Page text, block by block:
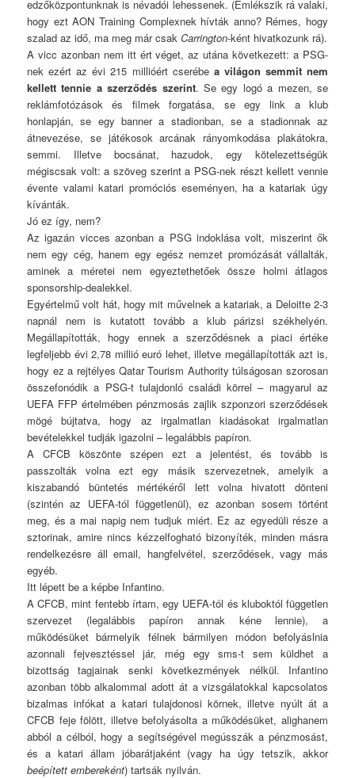
edzőközpontunknak is névadói lehessenek. (Emlékszik rá valaki,
hogy ezt AON Training Complexnek hívták anno? Rémes, hogy
szalad az idő, ma meg már csakCarrington-ként hivatkozunk rá).
A vicc azonban nem itt ért véget, az utána következett: a PSG-
nek ezért az évi 215 millióért cserébe a világon semmit nem
kellett tennie a szerződés szerint. Se egy logó a mezen, se
reklámfotózások és filmek forgatása, se egy link a klub
honlapján, se egy banner a stadionban, se a stadionnak az
átnevezése, se játékosok arcának rányomkodása plakátokra,
semmi. Illetve bocsánat, hazudok, egy kötelezettségük
mégiscsak volt: a szöveg szerint a PSG-nek részt kellett vennie
évente valami katari promóciós eseményen, ha a katariak úgy
kívánták.
Jó ez így, nem?
Az igazán vicces azonban a PSG indoklása volt, miszerint ők
nem egy cég, hanem egy egész nemzet promózását vállalták,
aminek a méretei nem egyeztethetőek össze holmi átlagos
sponsorship-dealekkel.
Egyértelmű volt hát, hogy mit művelnek a katariak, a Deloitte 2-3
napnál nem is kutatott tovább a klub párizsi székhelyén.
Megállapították, hogy ennek a szerződésnek a piaci értéke
legfeljebb évi 2,78 millió euró lehet, illetve megállapították azt is,
hogy ez a rejtélyes Qatar Tourism Authority túlságosan szorosan
összefonódik a PSG-t tulajdonló családi körrel – magyarul az
UEFA FFP értelmében pénzmosás zajlik szponzori szerződések
mögé bújtatva, hogy az irgalmatlan kiadásokat irgalmatlan
bevételekkel tudják igazolni – legalábbis papíron.
A CFCB köszönte szépen ezt a jelentést, és tovább is
passzolták volna ezt egy másik szervezetnek, amelyik a
kiszabandó büntetés mértékéről lett volna hivatott dönteni
(szintén az UEFA-tól függetlenül), ez azonban sosem történt
meg, és a mai napig nem tudjuk miért. Ez az egyedüli része a
sztorinak, amire nincs kézzelfogható bizonyíték, minden másra
rendelkezésre áll email, hangfelvétel, szerződések, vagy más
egyéb.
Itt lépett be a képbe Infantino.
A CFCB, mint fentebb írtam, egy UEFA-tól és kluboktól független
szervezet (legalábbis papíron annak kéne lennie), a
működésüket bármelyik félnek bármilyen módon befolyáslnia
azonnali fejvesztéssel jár, még egy sms-t sem küldhet a
bizottság tagjainak senki következmények nélkül. Infantino
azonban több alkalommal adott át a vizsgálatokkal kapcsolatos
bizalmas infókat a katari tulajdonosi körnek, illetve nyúlt át a
CFCB feje fölött, illetve befolyásolta a működésüket, alighanem
abból a célból, hogy a segítségével megússzák a pénzmosást,
és a katari állam jóbarátjaként (vagy ha úgy tetszik, akkor
beépített embereként) tartsák nyilván.